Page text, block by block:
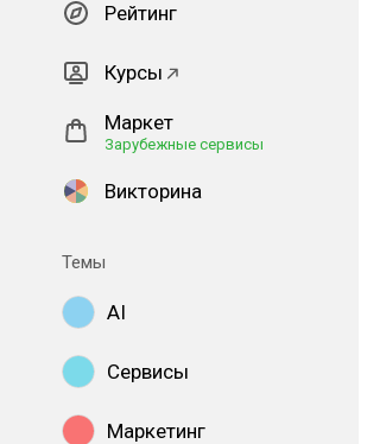
Рейтинг
Курсы
Маркет
Зарубежные сервисы
Викторина
Темы
AI
Сервисы
Маркетинг